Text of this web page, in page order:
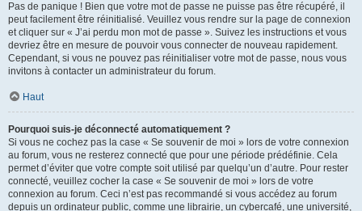
Pas de panique ! Bien que votre mot de passe ne puisse pas être récupéré, il
peut facilement être réinitialisé. Veuillez vous rendre sur la page de connexion
et cliquer sur « J’ai perdu mon mot de passe ». Suivez les instructions et vous
devriez être en mesure de pouvoir vous connecter de nouveau rapidement.
Cependant, si vous ne pouvez pas réinitialiser votre mot de passe, nous vous
invitons à contacter un administrateur du forum.
Haut
Pourquoi suis-je déconnecté automatiquement ?
Si vous ne cochez pas la case « Se souvenir de moi » lors de votre connexion
au forum, vous ne resterez connecté que pour une période prédéfinie. Cela
permet d’éviter que votre compte soit utilisé par quelqu’un d’autre. Pour rester
connecté, veuillez cocher la case « Se souvenir de moi » lors de votre
connexion au forum. Ceci n’est pas recommandé si vous accédez au forum
depuis un ordinateur public, comme une librairie, un cybercafé, une université,